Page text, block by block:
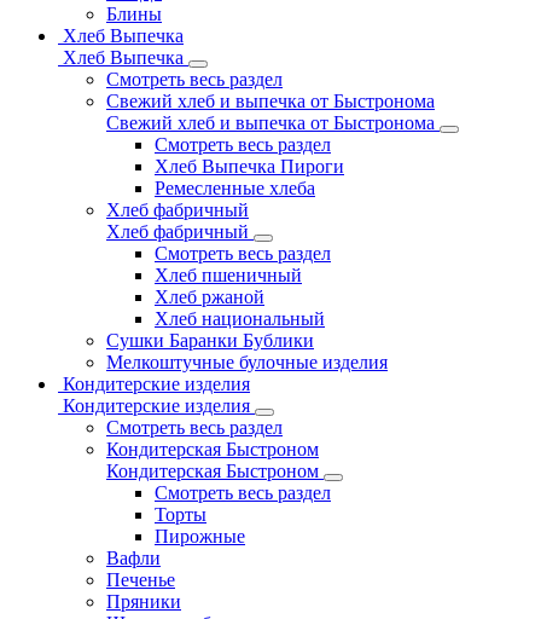
Блины
Хлеб Выпечка
Хлеб Выпечка
Смотреть весь раздел
Свежий хлеб и выпечка от Быстронома
Свежий хлеб и выпечка от Быстронома
Смотреть весь раздел
Хлеб Выпечка Пироги
Ремесленные хлеба
Хлеб фабричный
Хлеб фабричный
Смотреть весь раздел
Хлеб пшеничный
Хлеб ржаной
Хлеб национальный
Сушки Баранки Бублики
Мелкоштучные булочные изделия
Кондитерские изделия
Кондитерские изделия
Смотреть весь раздел
Кондитерская Быстроном
Кондитерская Быстроном
Смотреть весь раздел
Торты
Пирожные
Вафли
Печенье
Пряники